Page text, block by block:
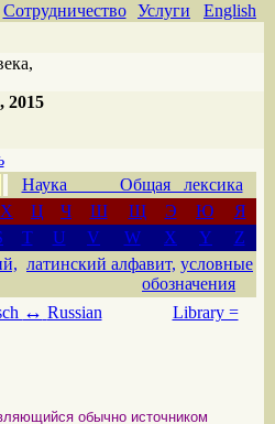
Сотрудничество Услуги
English
2015
Наука Общая лексика
Х Ц Ч Ш Щ Э Ю
Я
T U V W X Y
Z
латинский алфавит, условные
обозначения
↔ Russian
Library =
обычно источником